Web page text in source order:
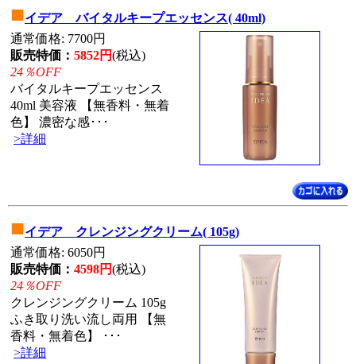
■イデア バイタルキープエッセンス( 40ml)
通常価格: 7700円
販売特価： 5852円(税込)
24％OFF
バイタルキープエッセンス
40ml 美容液 【無香料・無着
色】 濃密な感･･･
>詳細
■イデア クレンジングクリーム( 105g)
通常価格: 6050円
販売特価： 4598円(税込)
24％OFF
クレンジングクリーム 105g
ふき取り洗い流し両用 【無
香料・無着色】 ･･･
>詳細